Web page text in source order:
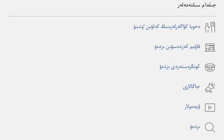
جىلدام سىلتەمەلەر
ە‌حوبا كۋاگە‌رلە‌رىنىڭ كە‌لۋىن ٶتىنۋ
قاۋىم كەزدەسۋىن ىزدەۋ
(opens
new
window)
كونگرەستەردى ىزدەۋ
(opens
new
window)
جاڭالارى
ۆيدە‌ولار
ىزدە‌ۋ